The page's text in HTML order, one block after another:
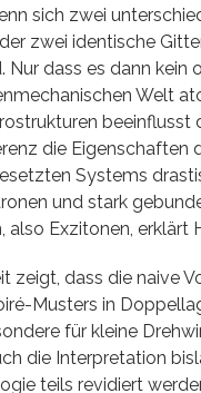
sich zwei
zwei identische
Nur dass es dann kein
Welt
beeinflusst
die Eigenschaften
Systems
und stark
also Exzitonen, erklärt
zeigt, dass die naive
Musters in
für kleine
die Interpretation
teils revidiert